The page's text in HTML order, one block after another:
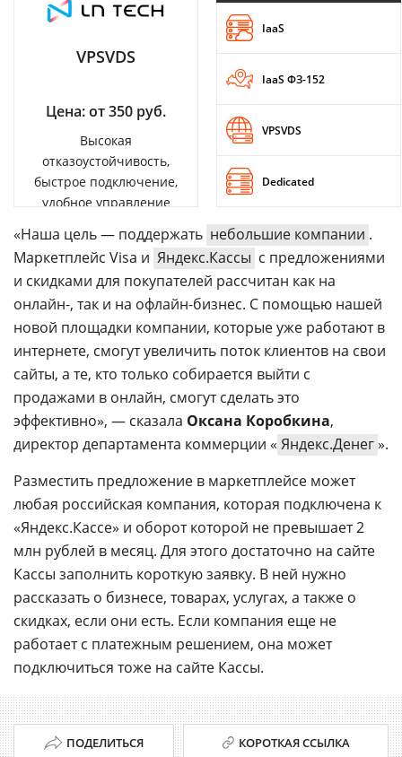
VPSVDS
Цена: от 350 руб.
Высокая
отказоустойчивость,
быстрое подключение,
удобное управление
IaaS
IaaS ФЗ-152
VPSVDS
Dedicated
«Наша цель — поддержать небольшие компании .
Маркетплейс Visa и Яндекс.Кассы с предложениями
и скидками для покупателей рассчитан как на
онлайн-, так и на офлайн-бизнес. С помощью нашей
новой площадки компании, которые уже работают в
интернете, смогут увеличить поток клиентов на свои
сайты, а те, кто только собирается выйти с
продажами в онлайн, смогут сделать это
эффективно», — сказала Оксана Коробкина,
директор департамента коммерции « Яндекс.Денег».
Разместить предложение в маркетплейсе может
любая российская компания, которая подключена к
«Яндекс.Кассе» и оборот которой не превышает 2
млн рублей в месяц. Для этого достаточно на сайте
Кассы заполнить короткую заявку. В ней нужно
рассказать о бизнесе, товарах, услугах, а также о
скидках, если они есть. Если компания еще не
работает с платежным решением, она может
подключиться тоже на сайте Кассы.
ПОДЕЛИТЬСЯ КОРОТКАЯ ССЫЛКА